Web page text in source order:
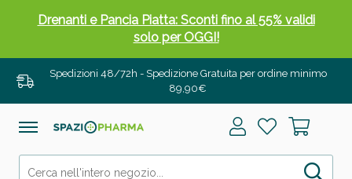
Spedizioni 48/72h - Spedizione Gratuita per ordine minimo
89,90€
Drenanti e Pancia Piatta: Sconti fino al 55% validi
solo per OGGI!